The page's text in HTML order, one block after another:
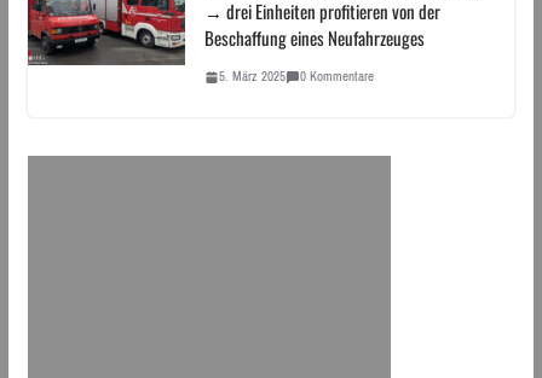
→ drei Einheiten profitieren von der
Beschaffung eines Neufahrzeuges
5. März 2025 0 Kommentare